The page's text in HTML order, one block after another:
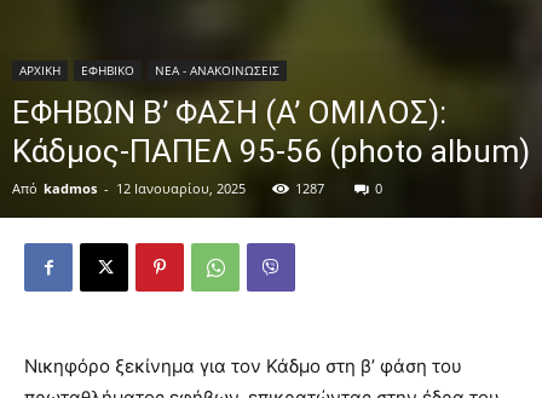
ΑΡΧΙΚΗ ΕΦΗΒΙΚΟ ΝΕΑ - ΑΝΑΚΟΙΝΩΣΕΙΣ
ΕΦΗΒΩΝ Β’ ΦΑΣΗ (Α’ ΟΜΙΛΟΣ):
Κάδμος-ΠΑΠΕΛ 95-56 (photo album)
Από kadmos - 12 Ιανουαρίου, 2025 1287 0
Νικηφόρο ξεκίνημα για τον Κάδμο στη β’ φάση του